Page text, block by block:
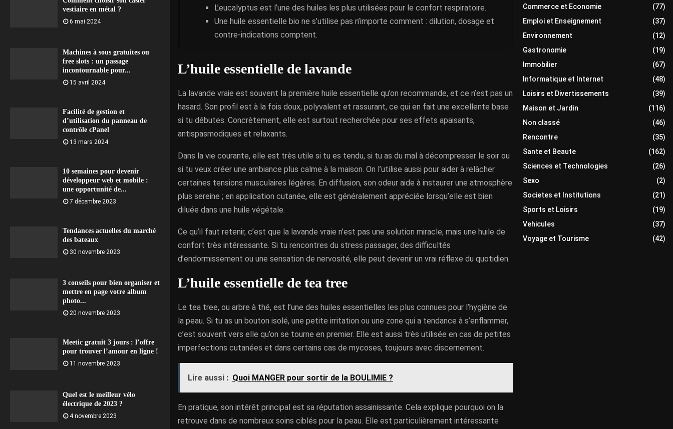
vestiaire en métal ?
6 mai 2024
Machines à sous gratuites ou
free slots : un passage
incontournable pour...
15 avril 2024
Facilité de gestion et
d’utilisation du panneau de
contrôle cPanel
13 mars 2024
10 semaines pour devenir
développeur web et mobile :
une opportunité de...
7 décembre 2023
Tendances actuelles du marché
des bateaux
30 novembre 2023
3 conseils pour bien organiser et
mettre en page votre album
photo...
20 novembre 2023
Meetic gratuit 3 jours : l’offre
pour trouver l’amour en ligne !
11 novembre 2023
Quel est le meilleur vélo
électrique de 2023 ?
4 novembre 2023
L’eucalyptus est l’une des huiles les plus utilisées pour le confort respiratoire.
Une huile essentielle bio ne s’utilise pas n’importe comment : dilution, dosage et
contre-indications comptent.
L’huile essentielle de lavande
La lavande vraie est souvent la première huile essentielle qu’on recommande, et ce n’est pas un
hasard. Son profil est à la fois doux, polyvalent et rassurant, ce qui en fait une excellente base
si tu débutes. Concrètement, elle est surtout recherchée pour ses effets apaisants,
antispasmodiques et relaxants.
Dans la vie courante, elle est très utile si tu es tendu, si tu as du mal à décompresser le soir ou
si tu veux créer une ambiance plus calme à la maison. On l’utilise aussi pour aider à relâcher
certaines tensions musculaires légères. En diffusion, son odeur aide à instaurer une atmosphère
plus sereine ; en application cutanée, elle est généralement appréciée lorsqu’elle est bien
diluée dans une huile végétale.
Ce qu’il faut retenir, c’est que la lavande vraie n’est pas une solution miracle, mais une huile de
confort très intéressante. Si tu rencontres du stress passager, des difficultés
d’endormissement ou une sensation de nervosité, elle peut devenir un vrai réflexe du quotidien.
L’huile essentielle de tea tree
Le tea tree, ou arbre à thé, est l’une des huiles essentielles les plus connues pour l’hygiène de
la peau. Si tu as un bouton isolé, une petite irritation ou une zone qui a tendance à s’enflammer,
c’est souvent vers elle qu’on se tourne en premier. Elle est aussi très utilisée en cas de petites
imperfections cutanées et dans certains cas de mycoses, toujours avec discernement.
Lire aussi : Quoi MANGER pour sortir de la BOULIMIE ?
En pratique, son intérêt principal est sa réputation assainissante. Cela explique pourquoi on la
retrouve dans de nombreux soins ciblés pour la peau. Elle est particulièrement intéressante
Commerce et Economie
(77)
Emploi et Enseignement
(37)
Environnement
(12)
Gastronomie
(19)
Immobilier
(67)
Informatique et Internet
(48)
Loisirs et Divertissements
(39)
Maison et Jardin
(116)
Non classé
(46)
Rencontre
(35)
Sante et Beaute
(162)
Sciences et Technologies
(26)
Sexo
(2)
Societes et Institutions
(21)
Sports et Loisirs
(19)
Vehicules
(37)
Voyage et Tourisme
(42)